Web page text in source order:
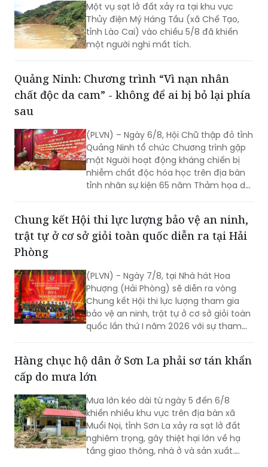
Một vụ sạt lở đất xảy ra tại khu vực
Thủy điện Mý Háng Tầu (xã Chế Tạo,
tỉnh Lào Cai) vào chiều 5/8 đã khiến
một người nghi mất tích.
Quảng Ninh: Chương trình “Vì nạn nhân
chất độc da cam” - không để ai bị bỏ lại phía
sau
(PLVN) – Ngày 6/8, Hội Chữ thập đỏ tỉnh
Quảng Ninh tổ chức Chương trình gặp
mặt Người hoạt động kháng chiến bị
nhiễm chất độc hóa học trên địa bàn
tỉnh nhân sự kiện 65 năm Thảm họa da
trào “Vì nạn nhân chất độc da cam”.
Chung kết Hội thi lực lượng bảo vệ an ninh,
trật tự ở cơ sở giỏi toàn quốc diễn ra tại Hải
Phòng
(PLVN) - Ngày 7/8, tại Nhà hát Hoa
Phượng (Hải Phòng) sẽ diễn ra vòng
Chung kết Hội thi lực lượng tham gia
bảo vệ an ninh, trật tự ở cơ sở giỏi toàn
quốc lần thứ I năm 2026 với sự tham
Hàng chục hộ dân ở Sơn La phải sơ tán khẩn
cấp do mưa lớn
Mưa lớn kéo dài từ ngày 5 đến 6/8
khiến nhiều khu vực trên địa bàn xã
Muổi Nọi, tỉnh Sơn La xảy ra sạt lở đất
nghiêm trọng, gây thiệt hại lớn về hạ
tầng giao thông, nhà ở và sản xuất.